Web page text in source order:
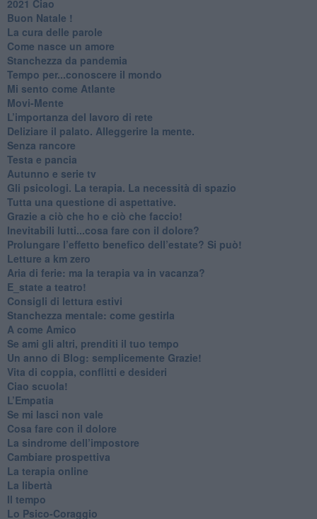
2021 Ciao
Buon Natale !
​La cura delle parole
​Come nasce un amore
Stanchezza da pandemia
​Tempo per...conoscere il mondo
​Mi sento come Atlante
​Movi-Mente
​L’importanza del lavoro di rete
​Deliziare il palato. Alleggerire la mente.
​Senza rancore
​Testa e pancia
​Autunno e serie tv
​Gli psicologi. La terapia. La necessità di spazio
​Tutta una questione di aspettative.
​Grazie a ciò che ho e ciò che faccio!
​Inevitabili lutti...cosa fare con il dolore?
Prolungare l’effetto benefico dell’estate? Si può!
​Letture a km zero
​Aria di ferie: ma la terapia va in vacanza?
​E_state a teatro!
​Consigli di lettura estivi
​Stanchezza mentale: come gestirla
​A come Amico
​Se ami gli altri, prenditi il tuo tempo
​Un anno di Blog: semplicemente Grazie!
​Vita di coppia, conflitti e desideri
​Ciao scuola!
​L’Empatia
​Se mi lasci non vale
Cosa fare con il dolore
​La sindrome dell’impostore
​Cambiare prospettiva
La terapia online
La libertà
​Il tempo
​Lo Psico-Coraggio